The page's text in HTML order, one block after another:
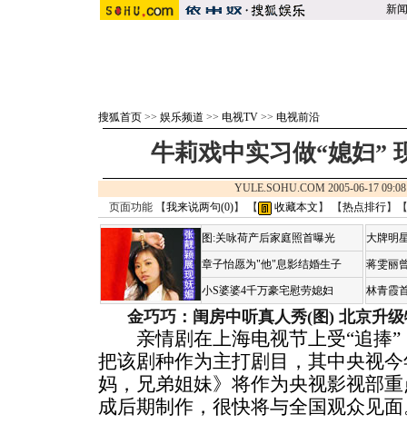
新闻
搜狐首页 >> 娱乐频道 >> 电视TV >> 电视前沿
牛莉戏中实习做“媳妇”
YULE.SOHU.COM 2005-06-17
页面功能 【我来说两句(0)】 【 收藏本文 】 【热点排行】【
图:关咏荷产后家庭照首曝光
章子怡愿为"他"息影结婚生子
小S婆婆4千万豪宅慰劳媳妇
大牌明
蒋雯丽
林青霞
金巧巧：闺房中听真人秀(图) 北京升
亲情剧在上海电视节上受“追捧”
把该剧种作为主打剧目，其中央视
妈，兄弟姐妹》将作为央视影视部
成后期制作，很快将与全国观众见